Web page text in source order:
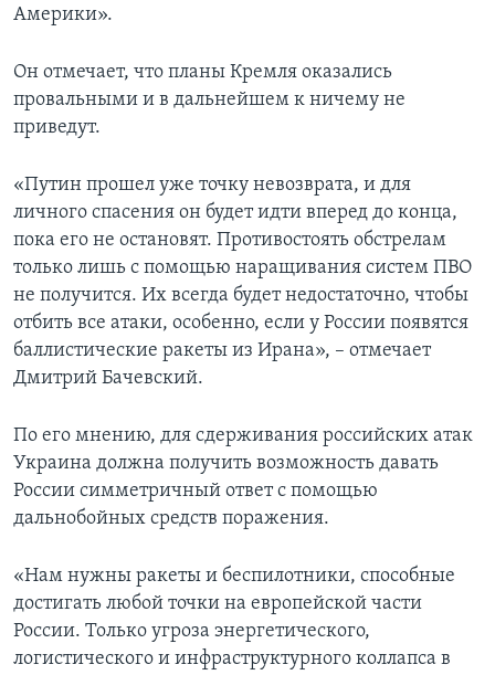
Америки».
Он отмечает, что планы Кремля оказались
провальными и в дальнейшем к ничему не
приведут.
«Путин прошел уже точку невозврата, и для
личного спасения он будет идти вперед до конца,
пока его не остановят. Противостоять обстрелам
только лишь с помощью наращивания систем ПВО
не получится. Их всегда будет недостаточно, чтобы
отбить все атаки, особенно, если у России появятся
баллистические ракеты из Ирана», – отмечает
Дмитрий Бачевский.
По его мнению, для сдерживания российских атак
Украина должна получить возможность давать
России симметричный ответ с помощью
дальнобойных средств поражения.
«Нам нужны ракеты и беспилотники, способные
достигать любой точки на европейской части
России. Только угроза энергетического,
логистического и инфраструктурного коллапса в